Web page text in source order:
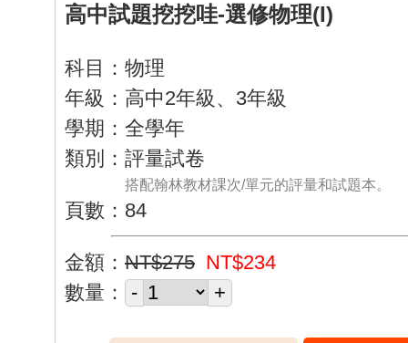
高中試題挖挖哇-選修物理(I)
科目：物理
年級：高中2年級、3年級
學期：全學年
類別：評量試卷
搭配翰林教材課次/單元的評量和試題本。
頁數：84
金額： NT$275 NT$234
數量：